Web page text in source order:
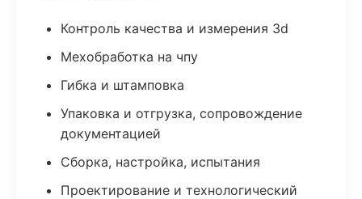
Контроль качества и измерения 3d
Мехобработка на чпу
Гибка и штамповка
Упаковка и отгрузка, сопровождение
документацией
Сборка, настройка, испытания
Проектирование и технологический